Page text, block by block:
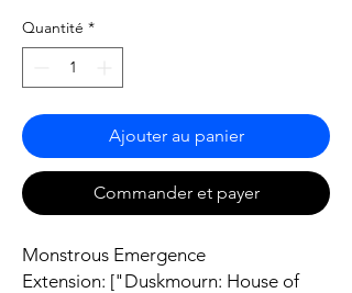
Quantité *
Ajouter au panier
Commander et payer
Monstrous Emergence
Extension: ["Duskmourn: House of